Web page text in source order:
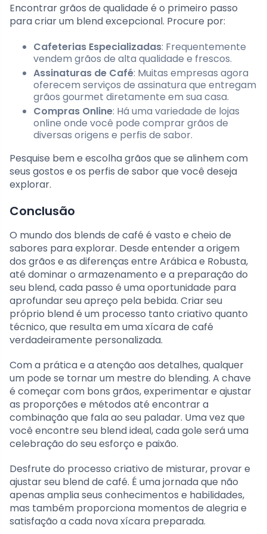
Encontrar grãos de qualidade é o primeiro passo
para criar um blend excepcional. Procure por:
Cafeterias Especializadas: Frequentemente
vendem grãos de alta qualidade e frescos.
Assinaturas de Café: Muitas empresas agora
oferecem serviços de assinatura que entregam
grãos gourmet diretamente em sua casa.
Compras Online: Há uma variedade de lojas
online onde você pode comprar grãos de
diversas origens e perfis de sabor.
Pesquise bem e escolha grãos que se alinhem com
seus gostos e os perfis de sabor que você deseja
explorar.
Conclusão
O mundo dos blends de café é vasto e cheio de
sabores para explorar. Desde entender a origem
dos grãos e as diferenças entre Arábica e Robusta,
até dominar o armazenamento e a preparação do
seu blend, cada passo é uma oportunidade para
aprofundar seu apreço pela bebida. Criar seu
próprio blend é um processo tanto criativo quanto
técnico, que resulta em uma xícara de café
verdadeiramente personalizada.
Com a prática e a atenção aos detalhes, qualquer
um pode se tornar um mestre do blending. A chave
é começar com bons grãos, experimentar e ajustar
as proporções e métodos até encontrar a
combinação que fala ao seu paladar. Uma vez que
você encontre seu blend ideal, cada gole será uma
celebração do seu esforço e paixão.
Desfrute do processo criativo de misturar, provar e
ajustar seu blend de café. É uma jornada que não
apenas amplia seus conhecimentos e habilidades,
mas também proporciona momentos de alegria e
satisfação a cada nova xícara preparada.